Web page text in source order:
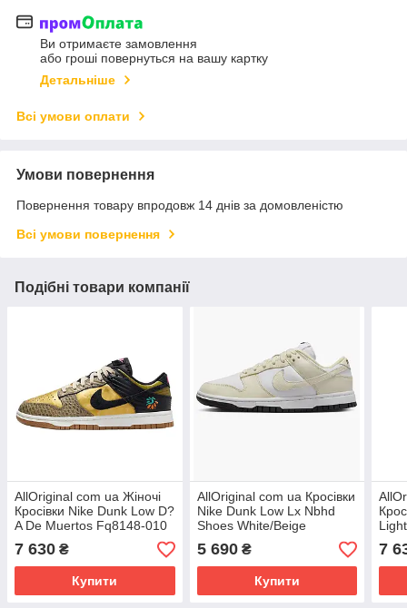
Ви отримаєте замовлення
або гроші повернуться на вашу картку
Детальніше
Всі умови оплати
Умови повернення
Повернення товару впродовж 14 днів за домовленістю
Всі умови повернення
Подібні товари компанії
AllOriginal com ua Жіночі
Кросівки Nike Dunk Low D?
A De Muertos Fq8148-010
(Оригінал) РОЗМІРИ
ЗАПИТУЙТЕ
7 630 ₴
Купити
AllOriginal com ua Кросівки
Nike Dunk Low Lx Nbhd
Shoes White/Beige
DZ2710-100 РОЗМІРИ
ЗАПИТУЙТЕ
5 690₴
Купити
7